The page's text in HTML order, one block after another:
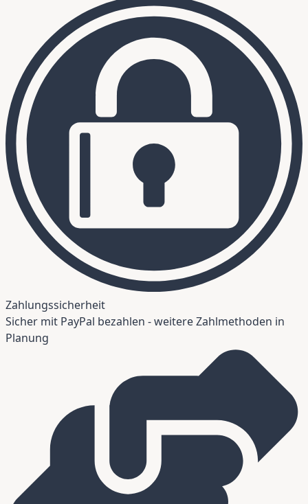
Zahlungssicherheit
Sicher mit PayPal bezahlen - weitere Zahlmethoden in
Planung